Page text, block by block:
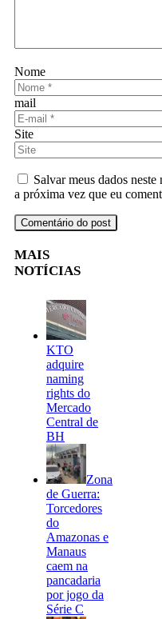
Nome
mail
Site
Salvar meus dados neste
a próxima vez que eu
MAIS
NOTÍCIAS
KTO
adquire
naming
rights do
Mercado
Central de
BH
Zona
de Guerra:
Torcedores
do
Amazonas e
Manaus
caem na
pancadaria
por jogo da
Série C